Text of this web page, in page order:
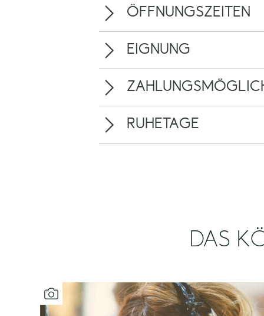
ÖFFNUNGSZEITEN
EIGNUNG
RUHETAGE
DAS